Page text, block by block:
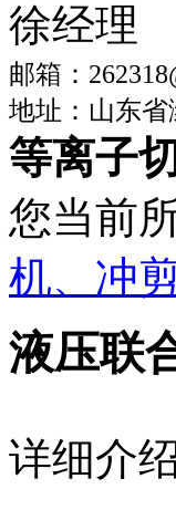
徐经理
邮箱：
地址：山东
等离子
您当前
机、冲
液压联
详细介